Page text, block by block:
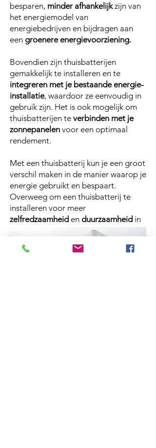
besparen, minder afhankelijkzijn van
het energiemodel van
energiebedrijven en bijdragen aan
een groenere energievoorziening.
Bovendien zijn thuisbatterijen
gemakkelijk te installeren en te
integreren met je bestaande energie-
installatie, waardoor ze eenvoudig in
gebruik zijn. Het is ook mogelijk om
thuisbatterijen te verbinden met je
zonnepanelen voor een optimaal
rendement.
Met een thuisbatterij kun je een groot
verschil maken in de manier waarop je
energie gebruikt en bespaart.
Overweeg om een thuisbatterij te
installeren voor meer
zelfredzaamheid en duurzaamheid in